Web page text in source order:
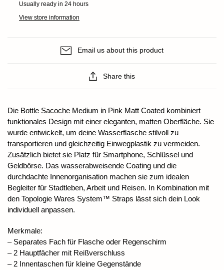
Usually ready in 24 hours
View store information
Email us about this product
Share this
Die Bottle Sacoche Medium in Pink Matt Coated kombiniert
funktionales Design mit einer eleganten, matten Oberfläche. Sie
wurde entwickelt, um deine Wasserflasche stilvoll zu
transportieren und gleichzeitig Einwegplastik zu vermeiden.
Zusätzlich bietet sie Platz für Smartphone, Schlüssel und
Geldbörse. Das wasserabweisende Coating und die
durchdachte Innenorganisation machen sie zum idealen
Begleiter für Stadtleben, Arbeit und Reisen. In Kombination mit
den Topologie Wares System™ Straps lässt sich dein Look
individuell anpassen.
Merkmale:
– Separates Fach für Flasche oder Regenschirm
– 2 Hauptfächer mit Reißverschluss
– 2 Innentaschen für kleine Gegenstände